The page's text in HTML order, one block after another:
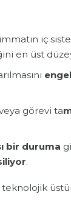
iç
en üst
görevi ta
bir duruma
.